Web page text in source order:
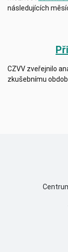
následujících
CZVV zveřejnilo
zkušebnímu